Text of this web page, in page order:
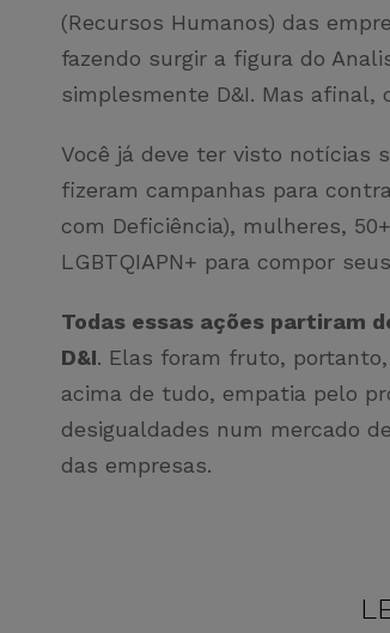
(Recursos Humanos) das
fazendo surgir a figura do
simplesmente D&I. Mas
Você já deve ter visto notícias
fizeram campanhas para
com Deficiência), mulheres,
LGBTQIAPN+ para compor
Todas essas ações partiram
D&I. Elas foram fruto,
acima de tudo, empatia pelo
desigualdades num mercado
das empresas.